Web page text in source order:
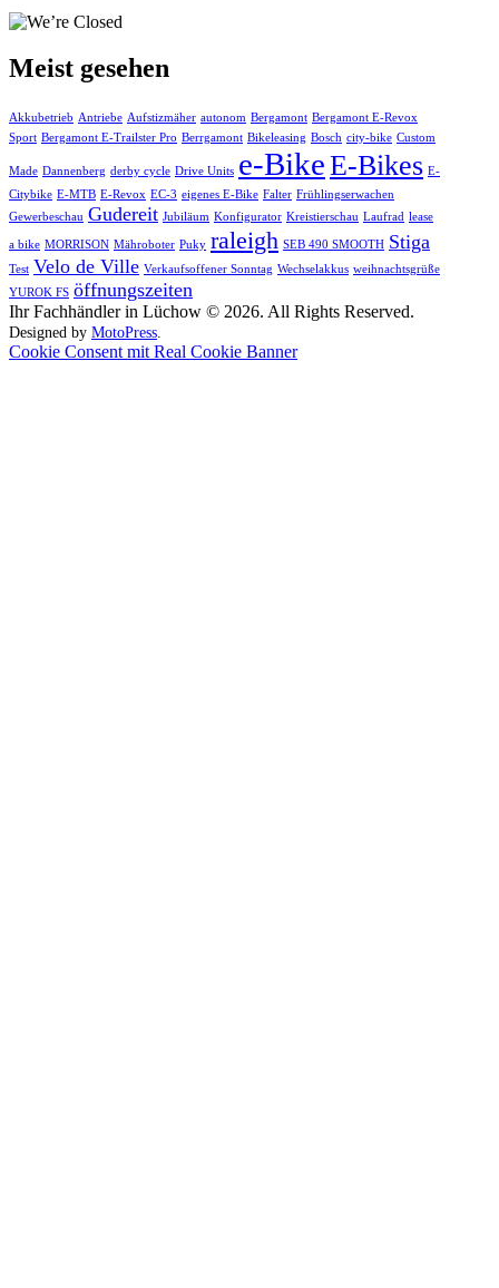
Meist gesehen
Akkubetrieb Antriebe Aufstizmäher autonom Bergamont Bergamont E-Revox
Sport Bergamont E-Trailster Pro Berrgamont Bikeleasing Bosch city-bike Custom
Made Dannenberg derby cycle Drive Units e-BikeE-Bikes E-
Citybike E-MTB E-Revox EC-3 eigenes E-Bike Falter Frühlingserwachen
Gewerbeschau Gudereit Jubiläum Konfigurator Kreistierschau Laufrad lease
a bike MORRISON Mähroboter Puky raleigh SEB 490 SMOOTH Stiga
Test Velo de Ville Verkaufsoffener Sonntag Wechselakkus weihnachtsgrüße
YUROK FS öffnungszeiten
Ihr Fachhändler in Lüchow © 2026. All Rights Reserved.
Designed by MotoPress.
Cookie Consent mit Real Cookie Banner